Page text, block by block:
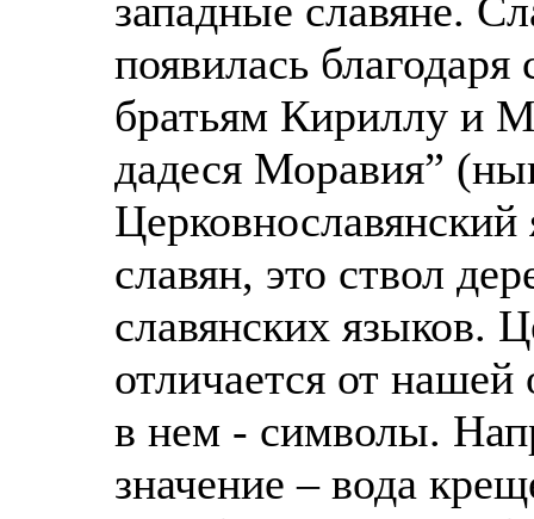
западные славяне.
появилась
братьям Кириллу и
дадеся Моравия”
славян, это ствол
славянских языков.
отличается от
в нем - символы.
значение – вода